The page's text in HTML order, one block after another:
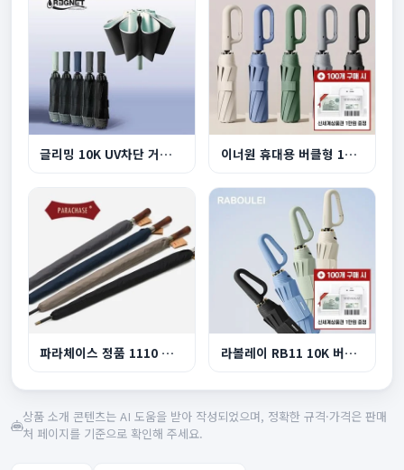
글리밍 10K UV차단 거꾸로 3단 완자동 양우산 이너원 휴대용 버클형 10K 3단 자동 양우산
파라체이스 정품 1110 프리미엄 이중캐노피 자동장... 라볼레이 RB11 10K 버클형 3단 자동 양우산
상품 소개 콘텐츠는 AI 도움을 받아 작성되었으며, 정확한 규격·가격은 판매
처 페이지를 기준으로 확인해 주세요.